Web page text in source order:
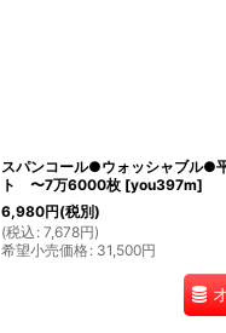
スパンコール●ウォッシャブル
ト 〜7万6000枚 [you397m]
6,980円(税別)
(税込 : 7,678円)
希望小売価格: 31,500円